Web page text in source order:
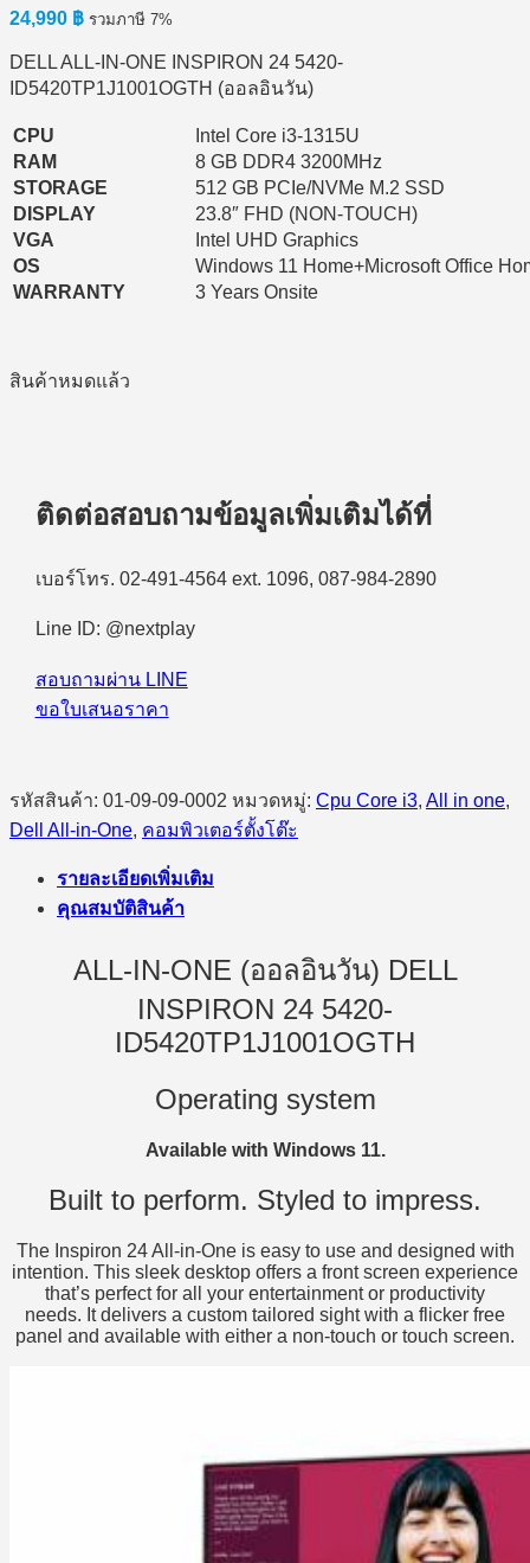
24,990 ฿ รวมภาษี 7%
DELL ALL-IN-ONE INSPIRON 24 5420-
ID5420TP1J1001OGTH (ออลอินวัน)
CPU
Intel Core i3-1315U
RAM
8 GB DDR4 3200MHz
STORAGE
512 GB PCIe/NVMe M.2 SSD
DISPLAY
23.8″ FHD (NON-TOUCH)
VGA
Intel UHD Graphics
OS
Windows 11 Home+Microsoft Office
WARRANTY
3 Years Onsite
สินค้าหมดแล้ว
ติดต่อสอบถามข้อมูลเพิ่มเติมได้ที่
เบอร์โทร. 02-491-4564 ext. 1096, 087-984-2890
Line ID: @nextplay
สอบถามผ่าน LINE
ขอใบเสนอราคา
รหัสสินค้า: 01-09-09-0002 หมวดหมู่: Cpu Core i3, All in one,
Dell All-in-One, คอมพิวเตอร์ตั้งโต๊ะ
รายละเอียดเพิ่มเติม
คุณสมบัติสินค้า
ALL-IN-ONE (ออลอินวัน) DELL
INSPIRON 24 5420-
ID5420TP1J1001OGTH
Operating system
Available with Windows 11.
Built to perform. Styled to impress.
The Inspiron 24 All-in-One is easy to use and designed with
intention. This sleek desktop offers a front screen experience
that’s perfect for all your entertainment or productivity
needs. It delivers a custom tailored sight with a flicker free
panel and available with either a non-touch or touch screen.